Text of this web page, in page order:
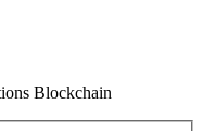
Blockchain